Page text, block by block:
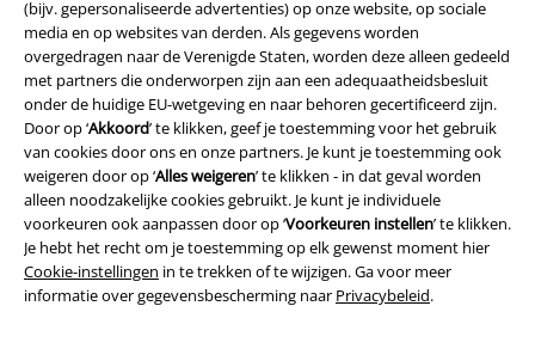
(bijv. gepersonaliseerde advertenties) op onze website, op sociale
media en op websites van derden. Als gegevens worden
overgedragen naar de Verenigde Staten, worden deze alleen gedeeld
met partners die onderworpen zijn aan een adequaatheidsbesluit
onder de huidige EU-wetgeving en naar behoren gecertificeerd zijn.
Door op ‘Akkoord’ te klikken, geef je toestemming voor het gebruik
van cookies door ons en onze partners. Je kunt je toestemming ook
weigeren door op ‘Alles weigeren’ te klikken - in dat geval worden
alleen noodzakelijke cookies gebruikt. Je kunt je individuele
voorkeuren ook aanpassen door op ‘Voorkeuren instellen’ te klikken.
Je hebt het recht om je toestemming op elk gewenst moment hier
Cookie-instellingen in te trekken of te wijzigen. Ga voor meer
informatie over gegevensbescherming naar Privacybeleid.
%
€ 15,99
-43%
Exclusief
Adviesprijs Vanaf€ 49,99
Vanaf€ 28,04